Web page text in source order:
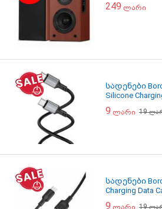
249 ლარი
სადენები
Silicone
9 ლარი 19
სადენები
Charging Data
9 19